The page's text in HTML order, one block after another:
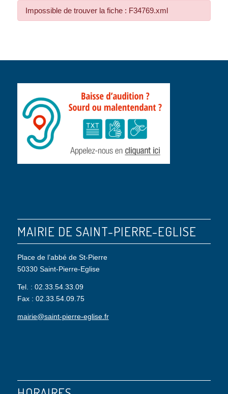
Impossible de trouver la fiche : F34769.xml
MAIRIE DE SAINT-PIERRE-EGLISE
Place de l’abbé de St-Pierre
50330 Saint-Pierre-Eglise
Tel. : 02.33.54.33.09
Fax : 02.33.54.09.75
mairie@saint-pierre-eglise.fr